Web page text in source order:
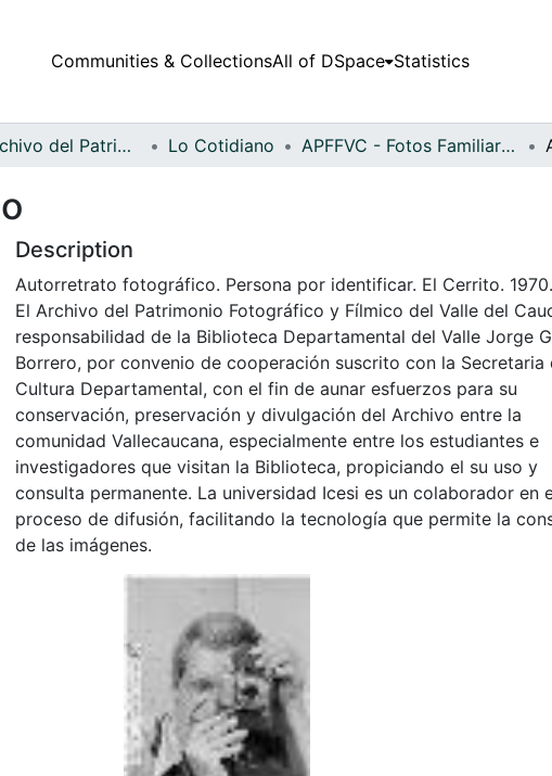
Communities & CollectionsAll of DSpace Statistics
Fondo Archivo del Patrimonio Fotográfico y Fílmico del Valle del Cauca Lo Cotidiano APFFVC - Fotos Familiares - Patrimonial
Description
Autorretrato fotográfico. Persona por identificar. El Cerrito. 1970.
El Archivo del Patrimonio Fotográfico y Fílmico del Valle del
responsabilidad de la Biblioteca Departamental del Valle Jorge
Borrero, por convenio de cooperación suscrito con la Secretaria
Cultura Departamental, con el fin de aunar esfuerzos para su
conservación, preservación y divulgación del Archivo entre la
comunidad Vallecaucana, especialmente entre los estudiantes e
investigadores que visitan la Biblioteca, propiciando el su uso y
consulta permanente. La universidad Icesi es un colaborador en
proceso de difusión, facilitando la tecnología que permite la
de las imágenes.